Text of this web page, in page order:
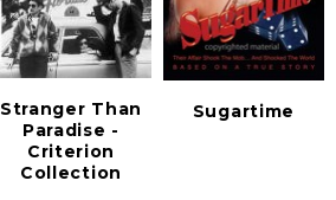
Stranger Than
Paradise -
Criterion
Collection
Sugartime